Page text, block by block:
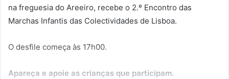
na freguesia do Areeiro, recebe o 2.º Encontro das
Marchas Infantis das Colectividades de Lisboa.
O desfile começa às 17h00.
Apareça e apoie as crianças que participam.